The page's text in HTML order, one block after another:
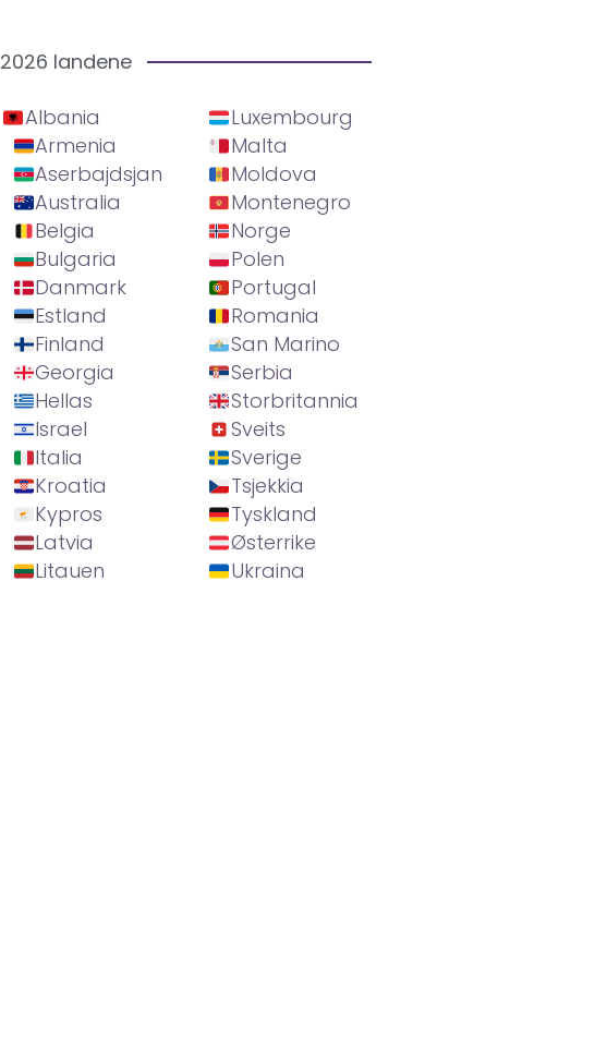
2026 landene
Albania
Armenia
Aserbajdsjan
Australia
Belgia
Bulgaria
Danmark
Estland
Finland
Georgia
Hellas
Israel
Italia
Kroatia
Kypros
Latvia
Litauen
Luxembourg
Malta
Moldova
Montenegro
Norge
Polen
Portugal
Romania
San Marino
Serbia
Storbritannia
Sveits
Sverige
Tsjekkia
Tyskland
Østerrike
Ukraina